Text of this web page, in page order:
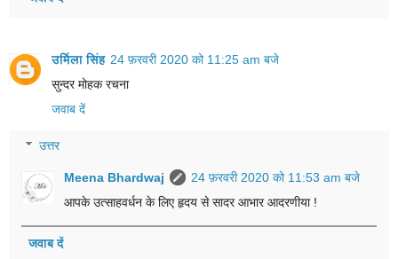
उर्मिला सिंह 24 फ़रवरी 2020 को 11:25 am बजे
सुन्दर मोहक रचना
जवाब दें
उत्तर
Meena Bhardwaj
24 फ़रवरी 2020 को 11:53 am बजे
आपके उत्साहवर्धन के लिए हृदय से सादर आभार आदरणीया !
जवाब दें